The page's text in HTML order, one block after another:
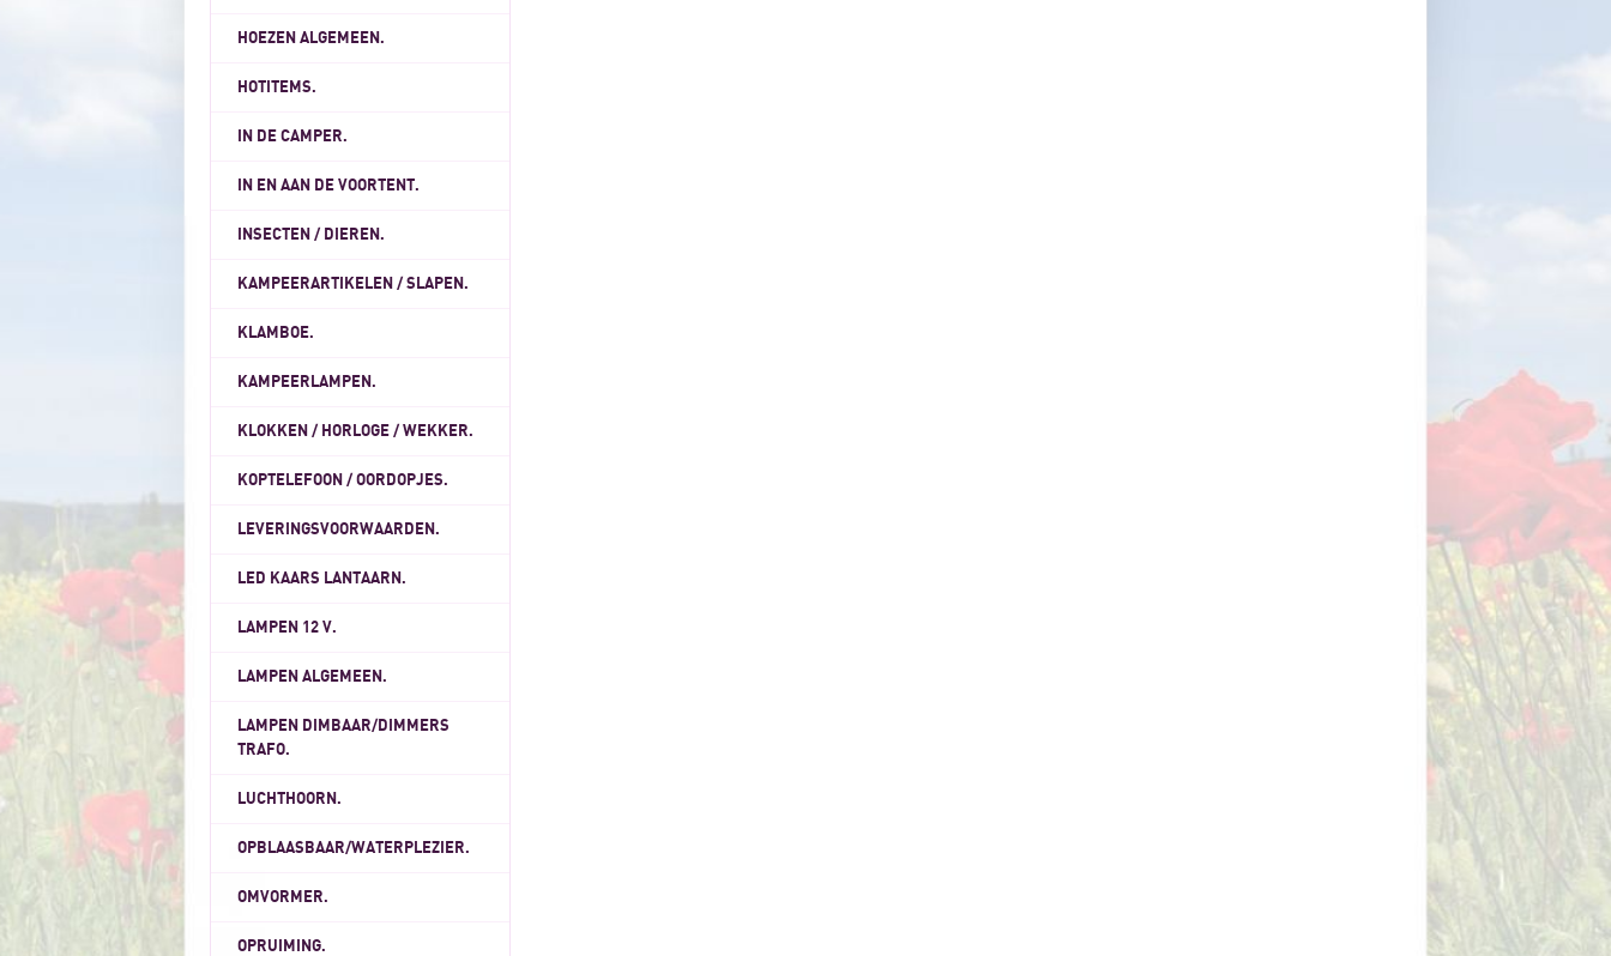
HOEZEN ALGEMEEN.
HOTITEMS.
IN DE CAMPER.
IN EN AAN DE VOORTENT.
INSECTEN / DIEREN.
KAMPEERARTIKELEN / SLAPEN.
KLAMBOE.
KAMPEERLAMPEN.
KLOKKEN / HORLOGE / WEKKER.
KOPTELEFOON / OORDOPJES.
LEVERINGSVOORWAARDEN.
LED KAARS LANTAARN.
LAMPEN 12 V.
LAMPEN ALGEMEEN.
LAMPEN DIMBAAR/DIMMERS
TRAFO.
LUCHTHOORN.
OPBLAASBAAR/WATERPLEZIER.
OMVORMER.
OPRUIMING.